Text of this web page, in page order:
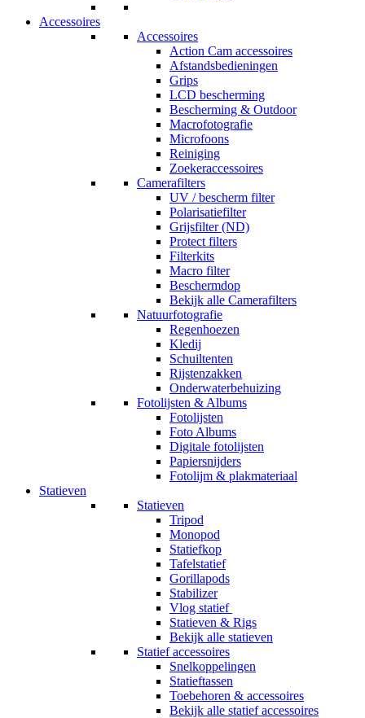
Accessoires
Accessoires
Action Cam accessoires
Afstandsbedieningen
Grips
LCD bescherming
Bescherming & Outdoor
Macrofotografie
Microfoons
Reiniging
Zoekeraccessoires
Camerafilters
UV / bescherm filter
Polarisatiefilter
Grijsfilter (ND)
Protect filters
Filterkits
Macro filter
Beschermdop
Bekijk alle Camerafilters
Natuurfotografie
Regenhoezen
Kledij
Schuiltenten
Rijstenzakken
Onderwaterbehuizing
Fotolijsten & Albums
Fotolijsten
Foto Albums
Digitale fotolijsten
Papiersnijders
Fotolijm & plakmateriaal
Statieven
Statieven
Tripod
Monopod
Statiefkop
Tafelstatief
Gorillapods
Stabilizer
Vlog statief
Statieven & Rigs
Bekijk alle statieven
Statief accessoires
Snelkoppelingen
Statieftassen
Toebehoren & accessoires
Bekijk alle statief accessoires